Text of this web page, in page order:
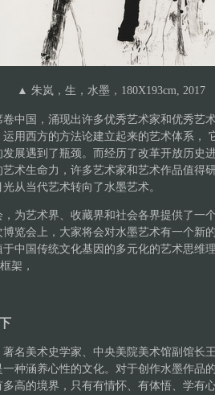
▲ 朱岚，生，水墨，180X193cm, 2017
中国，涌现出许多优秀艺术家和优秀艺
用西方的方法论建立起来的艺术体系，
展遇到了瓶颈。而经历了改革开放历史
术生命力，许多艺术家和艺术作品值得
从当代艺术转向了水墨艺术。
为艺术界、收藏界和社会各界提供了一
博览会上，大家将会对水墨艺术有一个
中国传统文化基因的多元化的艺术思维
架，
名美术史学家、中央美院美术馆副馆长
种涵养心性的文化。对于创作水墨作品
高的境界，只有有情怀、有体悟、学有